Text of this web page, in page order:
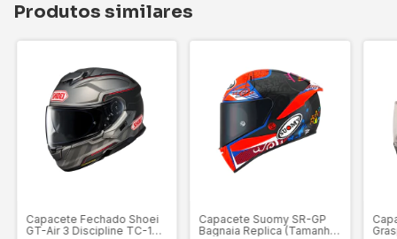
Produtos similares
Capacete Fechado Shoei
GT-Air 3 Discipline TC-1
Capacete Suomy SR-GP
Bagnaia Replica (Tamanho